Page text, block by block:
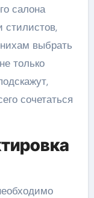
салона
стилистов,
выбрать
только
сочетаться